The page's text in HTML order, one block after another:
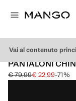
Vai al contenuto
PERFORMANCE
PANTALONI
Prezzo iniziale
€ 79,99
Prezzo attuale [€
€ 22,99-71%
Seleziona un colore